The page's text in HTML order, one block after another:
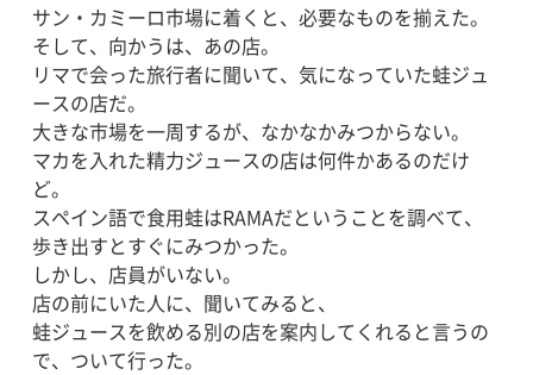
サン・カミーロ市場に着くと、必要なものを揃えた。
そして、向かうは、あの店。
リマで会った旅行者に聞いて、気になっていた蛙ジュ
ースの店だ。
大きな市場を一周するが、なかなかみつからない。
マカを入れた精力ジュースの店は何件かあるのだけ
ど。
スペイン語で食用蛙はRAMAだということを調べて、
歩き出すとすぐにみつかった。
しかし、店員がいない。
店の前にいた人に、聞いてみると、
蛙ジュースを飲める別の店を案内してくれると言うの
で、ついて行った。